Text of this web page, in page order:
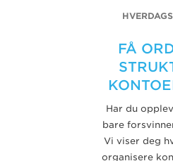
FÅ
Har du
bare
Vi viser deg
organisere